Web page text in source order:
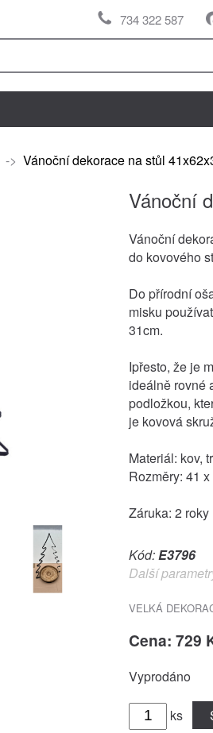
734 322 587
-> Vánoční dekorace na stůl
Vánoční
Vánoční
do kovového
Do přírodní
misku
31cm.
Ipřesto, že je
ideálně rovné
podložkou,
je kovová
Materiál: kov,
Rozměry: 41
Záruka: 2 roky
Kód:E3796
Další
VELKÁ
Cena: 729
Vyprodáno
ks